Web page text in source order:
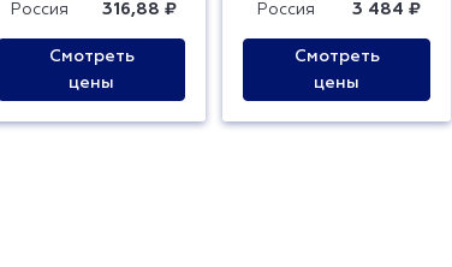
Россия
316,88 ₽
Смотреть
цены
Россия
3 484 ₽
Смотреть
цены